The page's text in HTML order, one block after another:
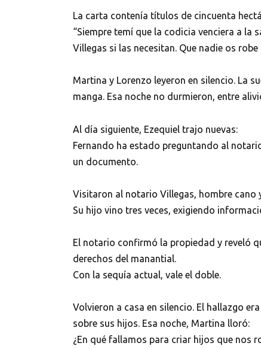
La carta contenía títulos de cincuenta
“Siempre temí que la codicia venciera a la
Villegas si las necesitan. Que nadie os
Martina y Lorenzo leyeron en silencio. La
manga. Esa noche no durmieron, entre
Al día siguiente, Ezequiel trajo nuevas:
Fernando ha estado preguntando al
un documento.
Visitaron al notario Villegas, hombre cano
Su hijo vino tres veces, exigiendo
El notario confirmó la propiedad y reveló
derechos del manantial.
Con la sequía actual, vale el doble.
Volvieron a casa en silencio. El hallazgo
sobre sus hijos. Esa noche, Martina lloró:
¿En qué fallamos para criar hijos que nos